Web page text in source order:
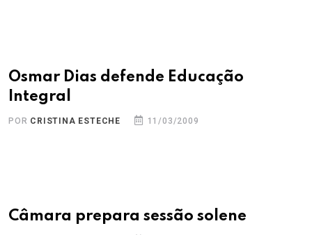
Osmar Dias defende Educação
Integral
POR CRISTINA ESTECHE 11/03/2009
Câmara prepara sessão solene